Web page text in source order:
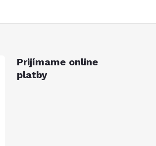
Prijímame online
platby